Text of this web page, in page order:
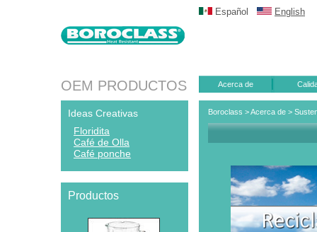
Acerca de
OEM PRODUCTOS
Español English
Ideas Creativas
Floridita
Café de Olla
Café ponche
Productos
Boroclass >Acerca de >